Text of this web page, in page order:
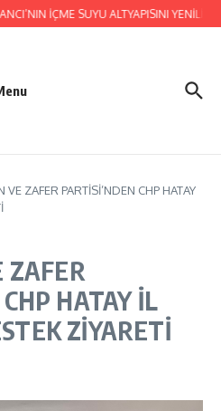
İÇME SUYU ALTYAPISINI YENİLİYOR
VE ZAFER PARTİSİ’NDEN CHP HATAY
ZAFER
HATAY İL
ZİYARETİ